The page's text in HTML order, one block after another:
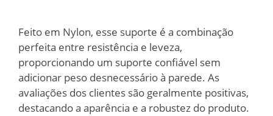
Feito em Nylon, esse suporte é a combinação
perfeita entre resistência e leveza,
proporcionando um suporte confiável sem
adicionar peso desnecessário à parede. As
avaliações dos clientes são geralmente positivas,
destacando a aparência e a robustez do produto.